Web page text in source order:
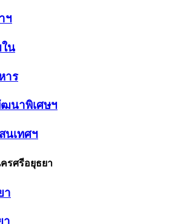
ฯ
น
าร
นาพิเศษฯ
นเทศฯ
รศรีอยุธยา
า